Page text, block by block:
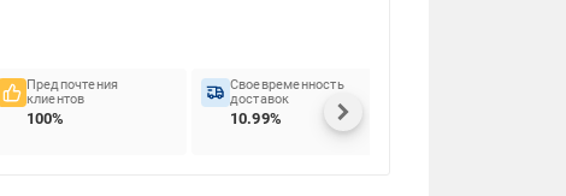
Предпочтения
клиентов
100%
Своевременность
доставок
10.99%